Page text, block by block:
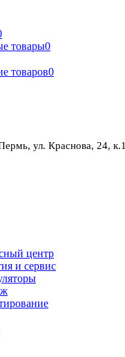
товары0
товаров0
ул. Краснова, 24, к.1
центр
и сервис